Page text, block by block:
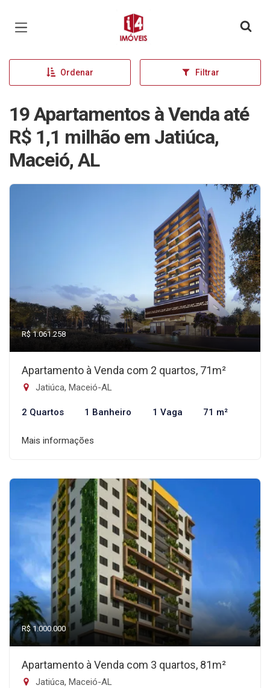
Página inicial
Ordenar Filtrar
19 Apartamentos à Venda até
R$ 1,1 milhão em Jatiúca,
Maceió, AL
R$ 1.061.258
Apartamento à Venda com 2 quartos, 71m²
Jatiúca, Maceió-AL
2 Quartos 1 Banheiro 1 Vaga 71 m²
Mais informações
R$ 1.000.000
Apartamento à Venda com 3 quartos, 81m²
Jatiúca, Maceió-AL